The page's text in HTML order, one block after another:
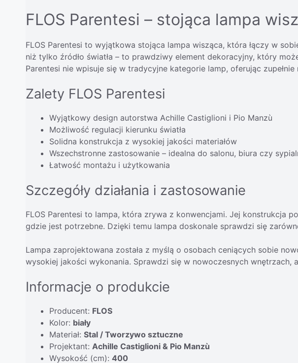
FLOS Parentesi – stojąca lampa
FLOS Parentesi to wyjątkowa stojąca lampa wisząca, która łączy w
niż tylko źródło światła – to prawdziwy element dekoracyjny, który
Parentesi nie wpisuje się w tradycyjne kategorie lamp, oferując
Zalety FLOS Parentesi
Wyjątkowy design autorstwa Achille Castiglioni i Pio Manzù
Możliwość regulacji kierunku światła
Solidna konstrukcja z wysokiej jakości materiałów
Wszechstronne zastosowanie – idealna do salonu, biura czy
Łatwość montażu i użytkowania
Szczegóły działania i zastosowanie
FLOS Parentesi to lampa, która zrywa z konwencjami. Jej konstrukcja
gdzie jest potrzebne. Dzięki temu lampa doskonale sprawdzi się
Lampa zaprojektowana została z myślą o osobach ceniących sobie
wysokiej jakości wykonania. Sprawdzi się w nowoczesnych
Informacje o produkcie
Producent: FLOS
Kolor: biały
Materiał: Stal / Tworzywo sztuczne
Projektant: Achille Castiglioni & Pio Manzù
Wysokość (cm): 400